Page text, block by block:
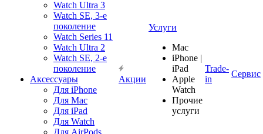
Watch Ultra 3
Watch SE, 3-е
поколение
Watch Series 11
Watch Ultra 2
Watch SE, 2-е
поколение
Аксессуары
Для iPhone
Для Mac
Для iPad
Для Watch
Для AirPods
Акции
Услуги
Mac
iPhone |
iPad
Apple
Watch
Прочие
услуги
Trade-
in
Сервис